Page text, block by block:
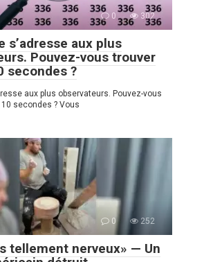
0 302
s’adresse aux plus
Pouvez-vous trouver
secondes ?
aux plus observateurs. Pouvez-vous
secondes ? Vous
0 252
tellement nerveux» — Un